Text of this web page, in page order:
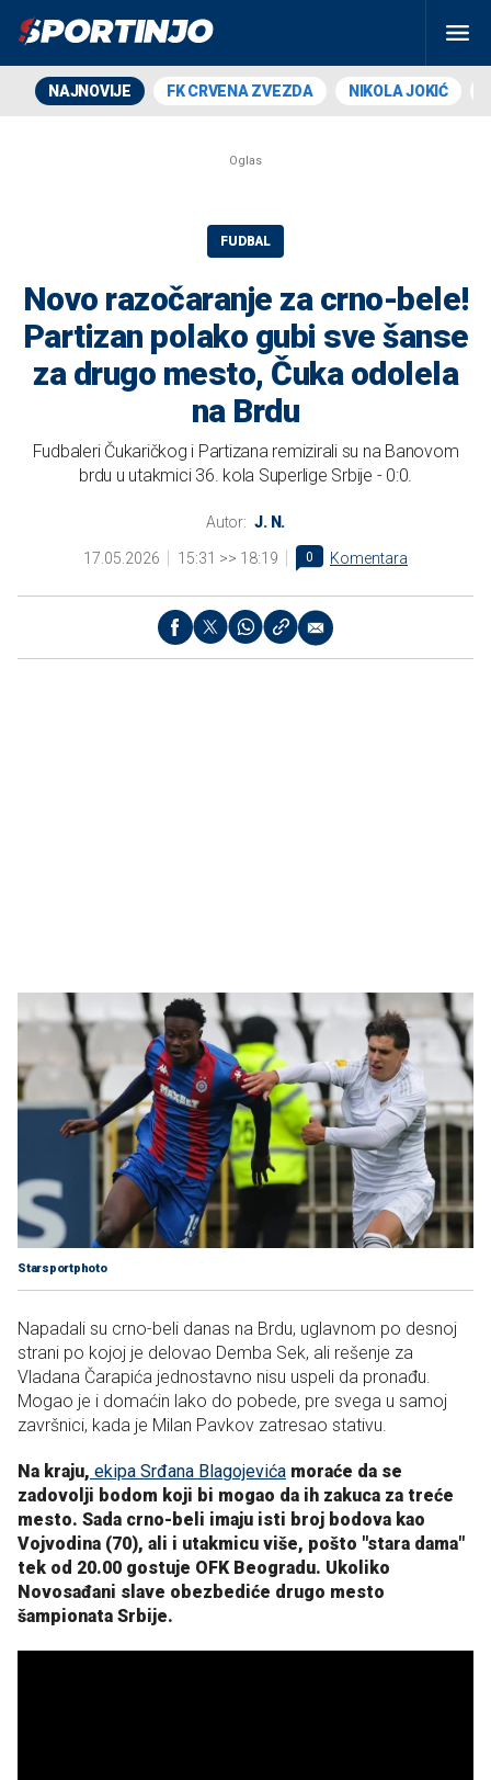
NAJNOVIJE FK CRVENA ZVEZDA NIKOLA JOKIĆ
FUDBAL
Novo razočaranje za crno-bele!
Partizan polako gubi sve šanse
za drugo mesto, Čuka odolela
na Brdu
Fudbaleri Čukaričkog i Partizana remizirali su na Banovom
brdu u utakmici 36. kola Superlige Srbije - 0:0.
Autor: J. N.
17.05.2026 15:31 >> 18:19 0 Komentara
Starsportphoto
Napadali su crno-beli danas na Brdu, uglavnom po desnoj
strani po kojoj je delovao Demba Sek, ali rešenje za
Vladana Čarapića jednostavno nisu uspeli da pronađu.
Mogao je i domaćin lako do pobede, pre svega u samoj
završnici, kada je Milan Pavkov zatresao stativu.
Na kraju, ekipa Srđana Blagojevića moraće da se
zadovolji bodom koji bi mogao da ih zakuca za treće
mesto. Sada crno-beli imaju isti broj bodova kao
Vojvodina (70), ali i utakmicu više, pošto "stara dama"
tek od 20.00 gostuje OFK Beogradu. Ukoliko
Novosađani slave obezbediće drugo mesto
šampionata Srbije.